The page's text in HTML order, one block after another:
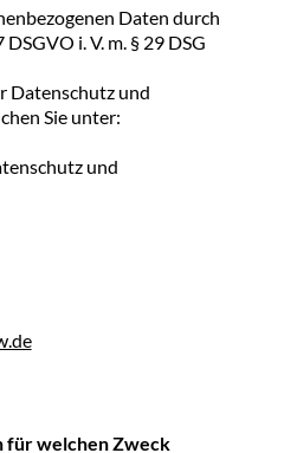
Daten durch
i. V. m. § 29 DSG
Datenschutz und
Sie unter:
und
für welchen Zweck